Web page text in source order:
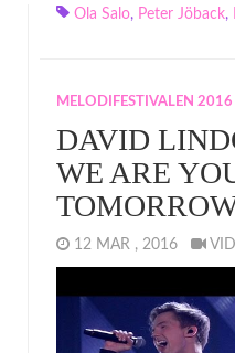
Ola Salo, Peter Jöback,
MELODIFESTIVALEN 2016
DAVID
WE ARE
12 MAR , 2016